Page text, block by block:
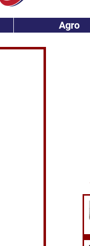
Agro